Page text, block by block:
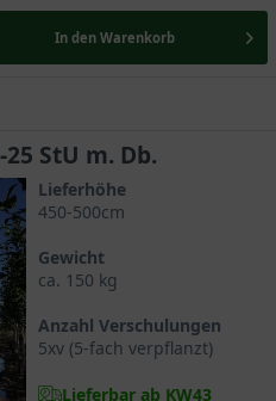
In den Warenkorb
StU m. Db.
Lieferhöhe
450-500cm
Gewicht
ca. 150 kg
Anzahl Verschulungen
5xv (5-fach verpflanzt)
Lieferbar ab KW43